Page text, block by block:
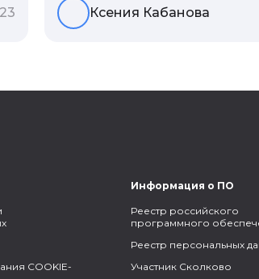
исследований, ее мы
Ксения Кабанова
COOKIE-
Информация о ПО
Реестр российского
программного
Реестр персональных
Участник Сколково